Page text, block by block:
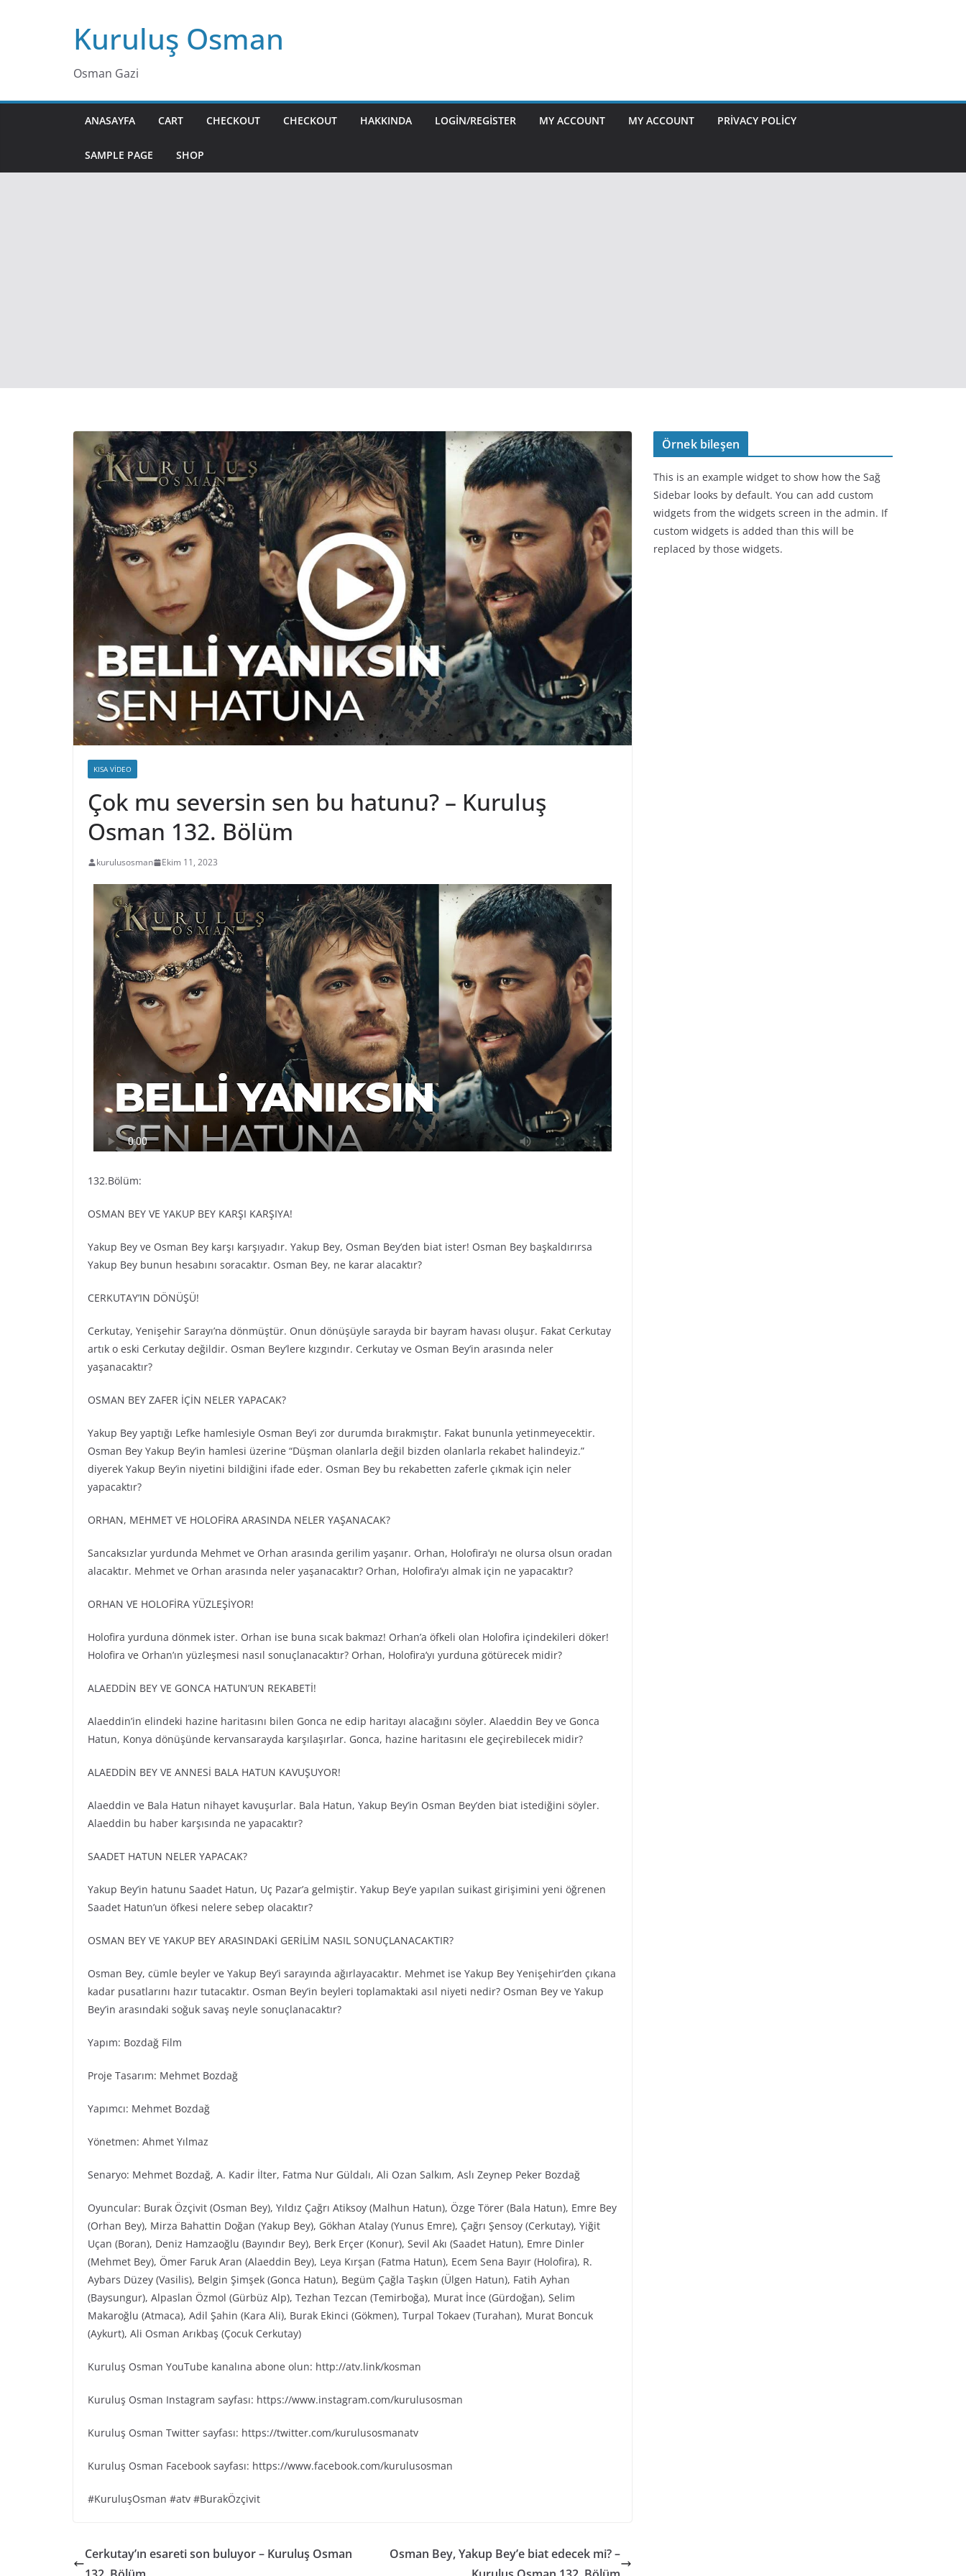
Kuruluş Osman
Osman Gazi
ANASAYFA CART CHECKOUT CHECKOUT HAKKINDA LOGIN/REGISTER MY ACCOUNT MY ACCOUNT PRIVACY POLICY
SAMPLE PAGE SHOP
KISA VIDEO
Çok mu seversin sen bu hatunu? – Kuruluş
Osman 132. Bölüm
kurulusosman Ekim 11, 2023
132.Bölüm:
OSMAN BEY VE YAKUP BEY KARŞI KARŞIYA!
Yakup Bey ve Osman Bey karşı karşıyadır. Yakup Bey, Osman Bey’den biat ister! Osman Bey başkaldırırsa
Yakup Bey bunun hesabını soracaktır. Osman Bey, ne karar alacaktır?
CERKUTAY’IN DÖNÜŞÜ!
Cerkutay, Yenişehir Sarayı’na dönmüştür. Onun dönüşüyle sarayda bir bayram havası oluşur. Fakat Cerkutay
artık o eski Cerkutay değildir. Osman Bey’lere kızgındır. Cerkutay ve Osman Bey’in arasında neler
yaşanacaktır?
OSMAN BEY ZAFER İÇİN NELER YAPACAK?
Yakup Bey yaptığı Lefke hamlesiyle Osman Bey’i zor durumda bırakmıştır. Fakat bununla yetinmeyecektir.
Osman Bey Yakup Bey’in hamlesi üzerine “Düşman olanlarla değil bizden olanlarla rekabet halindeyiz.”
diyerek Yakup Bey’in niyetini bildiğini ifade eder. Osman Bey bu rekabetten zaferle çıkmak için neler
yapacaktır?
ORHAN, MEHMET VE HOLOFİRA ARASINDA NELER YAŞANACAK?
Sancaksızlar yurdunda Mehmet ve Orhan arasında gerilim yaşanır. Orhan, Holofira’yı ne olursa olsun oradan
alacaktır. Mehmet ve Orhan arasında neler yaşanacaktır? Orhan, Holofira’yı almak için ne yapacaktır?
ORHAN VE HOLOFİRA YÜZLEŞİYOR!
Holofira yurduna dönmek ister. Orhan ise buna sıcak bakmaz! Orhan’a öfkeli olan Holofira içindekileri döker!
Holofira ve Orhan’ın yüzleşmesi nasıl sonuçlanacaktır? Orhan, Holofira’yı yurduna götürecek midir?
ALAEDDİN BEY VE GONCA HATUN’UN REKABETİ!
Alaeddin’in elindeki hazine haritasını bilen Gonca ne edip haritayı alacağını söyler. Alaeddin Bey ve Gonca
Hatun, Konya dönüşünde kervansarayda karşılaşırlar. Gonca, hazine haritasını ele geçirebilecek midir?
ALAEDDİN BEY VE ANNESİ BALA HATUN KAVUŞUYOR!
Alaeddin ve Bala Hatun nihayet kavuşurlar. Bala Hatun, Yakup Bey’in Osman Bey’den biat istediğini söyler.
Alaeddin bu haber karşısında ne yapacaktır?
SAADET HATUN NELER YAPACAK?
Yakup Bey’in hatunu Saadet Hatun, Uç Pazar’a gelmiştir. Yakup Bey’e yapılan suikast girişimini yeni öğrenen
Saadet Hatun’un öfkesi nelere sebep olacaktır?
OSMAN BEY VE YAKUP BEY ARASINDAKİ GERİLİM NASIL SONUÇLANACAKTIR?
Osman Bey, cümle beyler ve Yakup Bey’i sarayında ağırlayacaktır. Mehmet ise Yakup Bey Yenişehir’den çıkana
kadar pusatlarını hazır tutacaktır. Osman Bey’in beyleri toplamaktaki asıl niyeti nedir? Osman Bey ve Yakup
Bey’in arasındaki soğuk savaş neyle sonuçlanacaktır?
Yapım: Bozdağ Fi̇lm
Proje Tasarım: Mehmet Bozdağ
Yapımcı: Mehmet Bozdağ
Yönetmen: Ahmet Yılmaz
Senaryo: Mehmet Bozdağ, A. Kadir İlter, Fatma Nur Güldalı, Ali Ozan Salkım, Aslı Zeynep Peker Bozdağ
Oyuncular: Burak Özçivit (Osman Bey), Yıldız Çağrı Atiksoy (Malhun Hatun), Özge Törer (Bala Hatun), Emre Bey
(Orhan Bey), Mirza Bahattin Doğan (Yakup Bey), Gökhan Atalay (Yunus Emre), Çağrı Şensoy (Cerkutay), Yiğit
Uçan (Boran), Deniz Hamzaoğlu (Bayındır Bey), Berk Erçer (Konur), Sevil Akı (Saadet Hatun), Emre Dinler
(Mehmet Bey), Ömer Faruk Aran (Alaeddin Bey), Leya Kırşan (Fatma Hatun), Ecem Sena Bayır (Holofira), R.
Aybars Düzey (Vasilis), Belgin Şimşek (Gonca Hatun), Begüm Çağla Taşkın (Ülgen Hatun), Fatih Ayhan
(Baysungur), Alpaslan Özmol (Gürbüz Alp), Tezhan Tezcan (Temirboğa), Murat İnce (Gürdoğan), Selim
Makaroğlu (Atmaca), Adil Şahin (Kara Ali), Burak Ekinci (Gökmen), Turpal Tokaev (Turahan), Murat Boncuk
(Aykurt), Ali Osman Arıkbaş (Çocuk Cerkutay)
Kuruluş Osman YouTube kanalına abone olun: http://atv.link/kosman
Kuruluş Osman Instagram sayfası: https://www.instagram.com/kurulusosman
Kuruluş Osman Twitter sayfası: https://twitter.com/kurulusosmanatv
Kuruluş Osman Facebook sayfası: https://www.facebook.com/kurulusosman
#KuruluşOsman #atv #BurakÖzçivit
Cerkutay’ın esareti son buluyor – Kuruluş Osman
Osman Bey, Yakup Bey’e biat edecek mi? –
Örnek bileşen
This is an example widget to show how the Sağ
Sidebar looks by default. You can add custom
widgets from the widgets screen in the admin. If
custom widgets is added than this will be
replaced by those widgets.